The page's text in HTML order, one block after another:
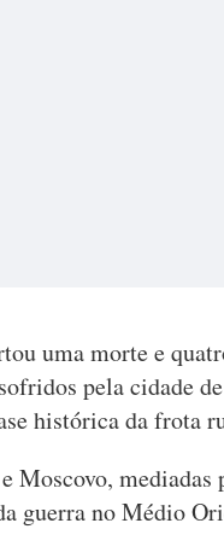
uma morte e
pela cidade
histórica da frota
Moscovo, mediadas
guerra no Médio